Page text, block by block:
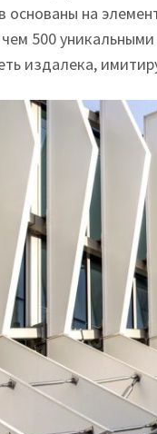
основаны на
500
издалека,